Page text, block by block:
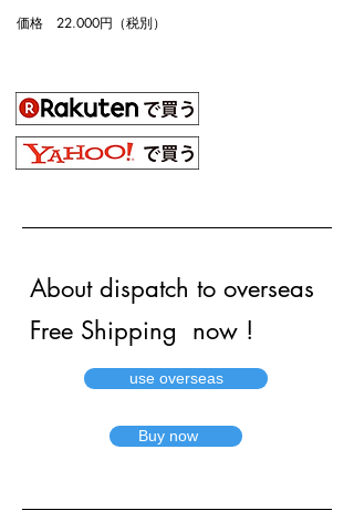
価格 22.000円（税別）
About dispatch to overseas
Free Shipping now !
use overseas
Buy now